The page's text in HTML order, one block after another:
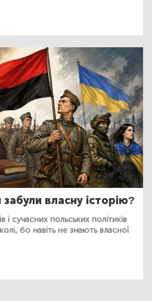
забули власну історію?
і сучасних польських політиків
бо навіть не знають власної